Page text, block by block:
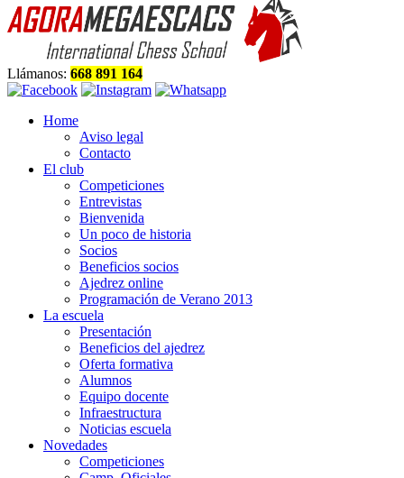
Llámanos: 668 891 164
Home
Aviso legal
Contacto
El club
Competiciones
Entrevistas
Bienvenida
Un poco de historia
Socios
Beneficios socios
Ajedrez online
Programación de Verano 2013
La escuela
Presentación
Beneficios del ajedrez
Oferta formativa
Alumnos
Equipo docente
Infraestructura
Noticias escuela
Novedades
Competiciones